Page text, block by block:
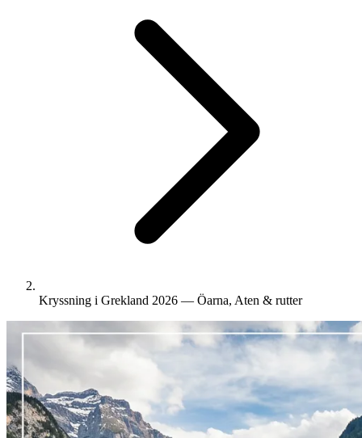
Kryssning i Grekland 2026 — Öarna, Aten & rutter